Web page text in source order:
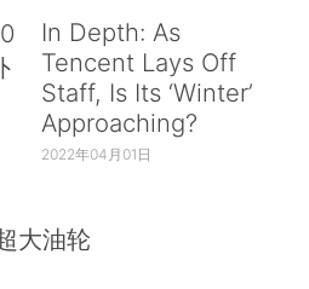
In Depth: As
Tencent Lays Off
Staff, Is Its ‘Winter’
Approaching?
2022年04月01日
大油轮